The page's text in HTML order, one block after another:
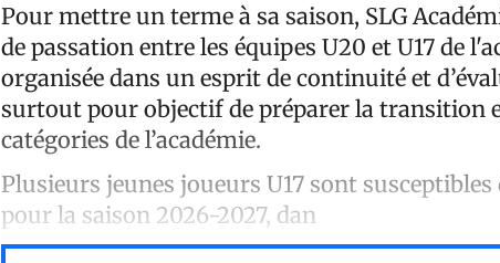
Pour mettre un terme à sa saison, SLG
de passation entre les équipes U20 et U17 de
organisée dans un esprit de continuité et
surtout pour objectif de préparer la transition
catégories de l’académie.
Plusieurs jeunes joueurs U17 sont
pour la saison 2026-2027, dan